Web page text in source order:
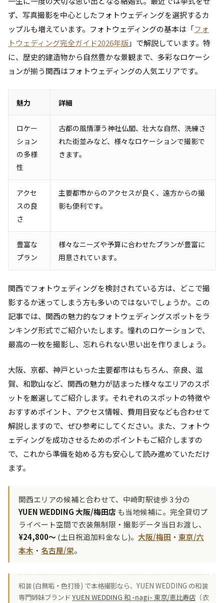
ず、写真撮影を中心としたフォトウェディングを選択するカ
ップルも増えています。フォトウェディングの基本は「フォ
トウェディング完全ガイド2026年版」で解説しています。特
に、歴史的建造物から自然豊かな景観まで、多彩なロケーシ
ョンが揃う関西はフォトウェディングの人気エリアです。
魅力 詳細
ロケー
ション
の多様
性
古都の風情漂う神社仏閣、壮大な自然、洗練さ
れた街並みなど、様々なロケーションで撮影で
きます。
アクセ
スの良
さ
主要都市からのアクセスが良く、遠方からの撮
影も便利です。
豊富な
プラン
様々なニーズや予算に合わせたプランが豊富に
用意されています。
関西でフォトウェディングを検討されている方は、どこで撮
影するか迷ってしまう方も多いのではないでしょうか。この
記事では、関西の魅力的なフォトウェディングスポットをラ
ンキング形式でご紹介いたします。憧れのロケーションで、
最高の一枚を撮影し、忘れられない思い出を作りましょう。
大阪、京都、神戸といった主要都市はもちろん、奈良、滋
賀、和歌山など、関西の魅力が詰まった様々なエリアのスポ
ットを厳選してご紹介します。それぞれのスポットの特徴や
おすすめポイント、アクセス情報、費用目安なども合わせて
解説しますので、ぜひ参考にしてください。また、フォトウ
ェディングを成功させるためのポイントもご紹介しますの
で、これから準備を始める方も安心して読み進めていただけ
ます。
関西エリアの候補と合わせて、中崎町駅徒歩 3 分の
YUEN WEDDING 大阪/梅田店も当地候補に。完全貸切プ
ライベート空間で衣装無制限・撮影データ当日お渡し、
¥24,800〜 (土日祝追加料金なし)。 大阪/梅田 ・ 東京/六
本木 ・ 名古屋/栄。
和装 (白無垢・色打掛) で本格撮影なら、YUEN WEDDING の和装
専門姉妹ブランド YUEN WEDDING 和 -nagi- 東京/恵比寿店 （衣